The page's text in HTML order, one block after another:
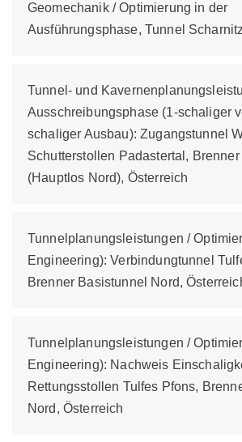
Geomechanik / Optimierung in der
Ausführungsphase, Tunnel
Tunnel- und
Ausschreibungsphase (1-schaliger
schaliger Ausbau): Zugangstunnel
Schutterstollen Padastertal, Brenner
(Hauptlos Nord), Österreich
Tunnelplanungsleistungen /
Engineering): Verbindungtunnel
Brenner Basistunnel Nord,
Tunnelplanungsleistungen /
Engineering): Nachweis
Rettungsstollen Tulfes Pfons,
Nord, Österreich